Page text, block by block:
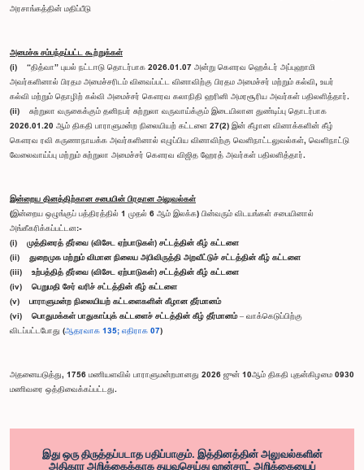
அரசாங்கத்தின் மதிப்பீடு
அமைச்சு சம்பந்தப்பட்ட கூற்றுக்கள்
(i) “தித்வா” புயல் நட்டஈடு தொடர்பாக 2026.01.07 அன்று கௌரவ ஹெக்டர் அப்புஹாமி
அவர்களினால் பிரதம அமைச்சரிடம் வினவப்பட்ட வினாவிற்கு பிரதம அமைச்சர் மற்றும் கல்வி, உயர்
கல்வி மற்றும் தொழிற் கல்வி அமைச்சர் கௌரவ கலாநிதி ஹரினி அமரசூரிய அவர்கள் பதிலளித்தார்.
(ii) சுற்றுலா வருகைக்கும் தனிநபர் சுற்றுலா வருவாய்க்கும் இடையிலான துண்டிப்பு தொடர்பாக
2026.01.20 ஆம் திகதி பாராளுமன்ற நிலையியற் கட்டளை 27(2) இன் கீழான வினாக்களின் கீழ்
கௌரவ ரவி கருணாநாயக்க அவர்களினால் எழுப்பிய வினாவிற்கு வெளிநாட்டலுவல்கள், வெளிநாட்டு
வேலைவாய்ப்பு மற்றும் சுற்றுலா அமைச்சர் கௌரவ விஜித ஹேரத் அவர்கள் பதிலளித்தார்.
இன்றைய தினத்திற்கான சபையின் பிரதான அலுவல்கள்
(இன்றைய ஒழுங்குப் பத்திரத்தில் 1 முதல் 6 ஆம் இலக்க) பின்வரும் விடயங்கள் சபையினால்
அங்கீகரிக்கப்பட்டன:-
(i) முத்திரைத் தீர்வை (விசேட ஏற்பாடுகள்) சட்டத்தின் கீழ் கட்டளை
(ii) துறைமுக மற்றும் விமான நிலைய அபிவிருத்தி அறவீட்டுச் சட்டத்தின் கீழ் கட்டளை
(iii) உற்பத்தித் தீர்வை (விசேட ஏற்பாடுகள்) சட்டத்தின் கீழ் கட்டளை
(iv) பெறுமதி சேர் வரிச் சட்டத்தின் கீழ் கட்டளை
(v) பாராளுமன்ற நிலையியற் கட்டளைகளின் கீழான தீர்மானம்
(vi) பொதுமக்கள் பாதுகாப்புக் கட்டளைச் சட்டத்தின் கீழ் தீர்மானம்– வாக்கெடுப்பிற்கு
விடப்பட்டபோது (ஆதரவாக 135; எதிராக 07)
அதனையடுத்து, 1756 மணியளவில் பாராளுமன்றமானது 2026 ஜுன் 10ஆம் திகதி புதன்கிழமை 0930
மணிவரை ஒத்திவைக்கப்பட்டது.
இது ஒரு திருத்தப்படாத பதிப்பாகும். இத்தினத்தின் அலுவல்களின்
அதிகார அறிக்கைக்காக தயவுசெய்து ஹன்சாட் அறிக்கையைப்